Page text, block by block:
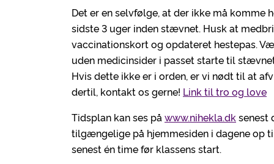
Det er en selvfølge, at der ikke må
sidste 3 uger inden stævnet. Husk at
vaccinationskort og opdateret hestepas.
uden medicinsider i passet starte til
Hvis dette ikke er i orden, er vi nødt til at
dertil, kontakt os gerne! Link til tro og love
Tidsplan kan ses på www.nihekla.dk senest
tilgængelige på hjemmesiden i dagene op
senest én time før klassens start.